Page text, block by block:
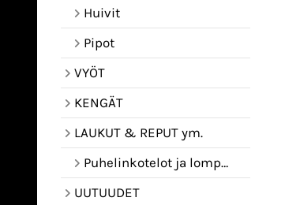
Huivit
Pipot
VYÖT
KENGÄT
LAUKUT & REPUT ym.
Puhelinkotelot ja lompakot
UUTUUDET